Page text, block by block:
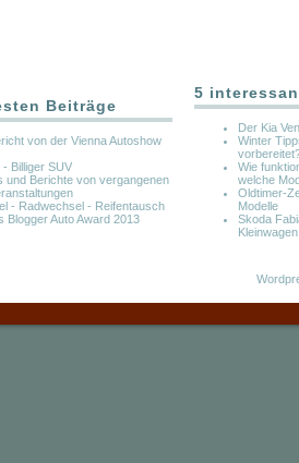
Beiträge
von der Vienna Autoshow
Billiger SUV
und Berichte von vergangenen
- Radwechsel - Reifentausch
Blogger Auto Award 2013
5
Der Kia
Winter
Wie
welche
Oldtimer-
Modelle
Skoda